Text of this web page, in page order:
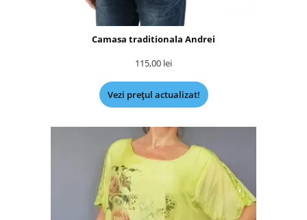
Camasa traditionala Andrei
115,00 lei
Vezi prețul actualizat!